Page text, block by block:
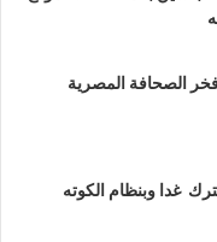
فخر الصحافة المصرية
غدا وبنظام الكوته